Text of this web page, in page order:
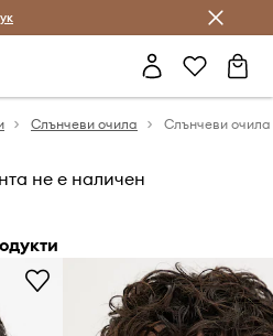
с Answear Club
Слънчеви очила
не е наличен